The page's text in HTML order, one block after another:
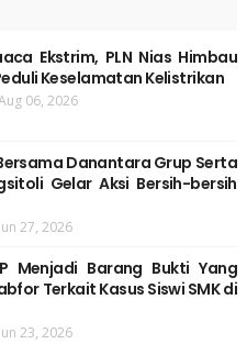
Ekstrim, PLN Nias Himbau
Keselamatan Kelistrikan
06, 2026
Bersama Danantara Grup Serta
Gelar Aksi Bersih-bersih
Jun 27, 2026
Menjadi Barang Bukti Yang
Terkait Kasus Siswi SMK di
Jun 23, 2026